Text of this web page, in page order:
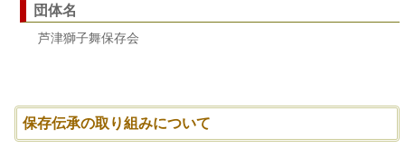
団体名
芦津獅子舞保存会
保存伝承の取り組みについて